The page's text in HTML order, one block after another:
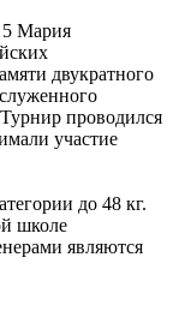
Мария
двукратного
проводился
участие
до 48 кг.
школе
являются